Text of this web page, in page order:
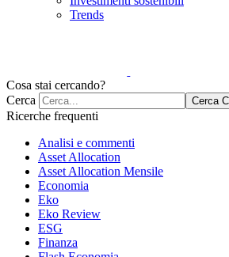
Trends
Cosa stai cercando?
Cerca
Cerca
Ricerche frequenti
Analisi e commenti
Asset Allocation
Asset Allocation Mensile
Economia
Eko
Eko Review
ESG
Finanza